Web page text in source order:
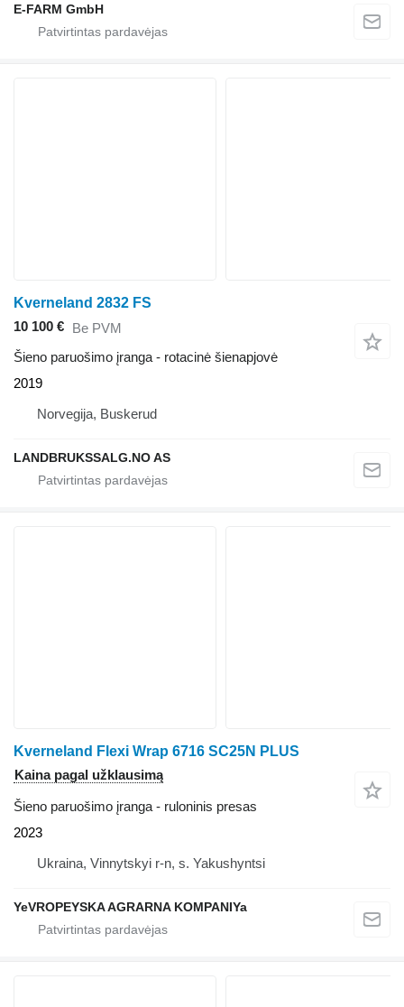
E-FARM GmbH
Kverneland 2832 FS
10 100 € Be PVM
Šieno paruošimo įranga - rotacinė šienapjovė
2019
Norvegija, Buskerud
LANDBRUKSSALG.NO AS
Kverneland Flexi Wrap 6716 SC25N PLUS
Kaina pagal užklausimą
Šieno paruošimo įranga - ruloninis presas
2023
Ukraina, Vinnytskyi r-n, s. Yakushyntsi
YeVROPEYSKA AGRARNA KOMPANIYa